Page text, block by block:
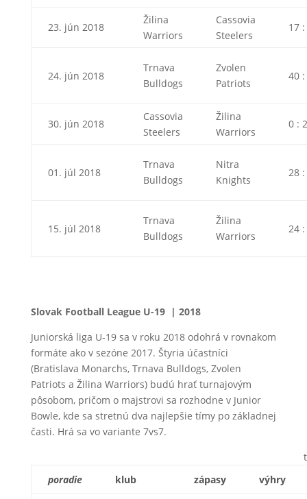
23. jún 2018
Žilina
Warriors
Cassovia
Steelers
17
24. jún 2018
Trnava
Bulldogs
Zvolen
Patriots
40 :
30. jún 2018
Cassovia
Steelers
Žilina
Warriors
0 :
01. júl 2018
Trnava
Bulldogs
Nitra
Knights
28 :
15. júl 2018
Trnava
Bulldogs
Žilina
Warriors
24
Slovak Football League U-19 | 2018
Juniorská liga U-19 sa v roku 2018 odohrá v rovnakom
formáte ako v sezóne 2017. Štyria účastníci
(Bratislava Monarchs, Trnava Bulldogs, Zvolen
Patriots a Žilina Warriors) budú hrať turnajovým
pôsobom, pričom o majstrovi sa rozhodne v Junior
Bowle, kde sa stretnú dva najlepšie tímy po základnej
časti. Hrá sa vo variante 7vs7.
poradie
klub zápasy výhry